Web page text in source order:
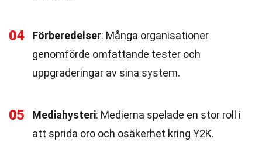
04 Förberedelser: Många organisationer
genomförde omfattande tester och
uppgraderingar av sina system.
05 Mediahysteri: Medierna spelade en stor roll i
att sprida oro och osäkerhet kring Y2K.